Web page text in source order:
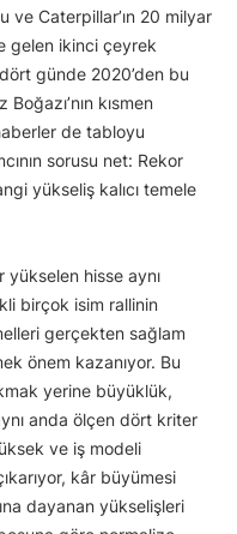
ve Caterpillar’ın 20 milyar
gelen ikinci çeyrek
günde 2020’den bu
kısmen
de tabloyu
sorusu net: Rekor
yükseliş kalıcı temele
yükselen hisse aynı
birçok isim rallinin
gerçekten sağlam
önem kazanıyor. Bu
yerine büyüklük,
anda ölçen dört kriter
ve iş modeli
kâr büyümesi
dayanan yükselişleri